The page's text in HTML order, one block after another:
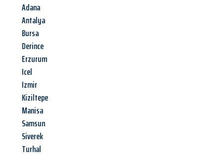
Adana
Antalya
Bursa
Derince
Erzurum
Icel
Izmir
Kiziltepe
Manisa
Samsun
Siverek
Turhal